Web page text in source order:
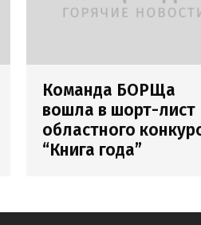
Команда БОРЩа
вошла в шорт-лист
областного
“Книга года”